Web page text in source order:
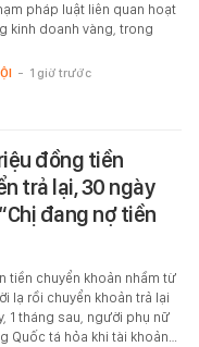
pháp luật liên quan hoạt
kinh doanh vàng, trong
- 1 giờ trước
đồng tiền
trả lại, 30 ngày
đang nợ tiền
tiền chuyển khoản nhầm từ
lạ rồi chuyển khoản trả lại
1 tháng sau, người phụ nữ
Quốc tá hỏa khi tài khoản…